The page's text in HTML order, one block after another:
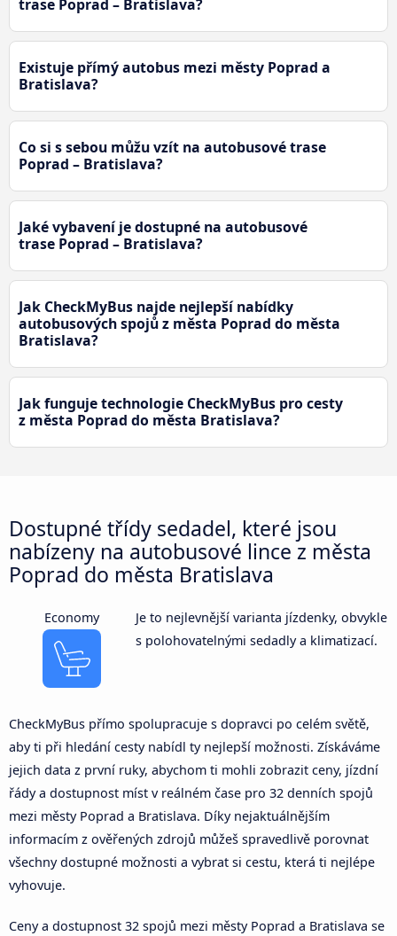
trase Poprad – Bratislava?
Existuje přímý autobus mezi městy Poprad a
Bratislava?
Co si s sebou můžu vzít na autobusové trase
Poprad – Bratislava?
Jaké vybavení je dostupné na autobusové
trase Poprad – Bratislava?
Jak CheckMyBus najde nejlepší nabídky
autobusových spojů z města Poprad do města
Bratislava?
Jak funguje technologie CheckMyBus pro cesty
z města Poprad do města Bratislava?
Dostupné třídy sedadel, které jsou
nabízeny na autobusové lince z města
Poprad do města Bratislava
Economy
Je to nejlevnější varianta jízdenky, obvykle
s polohovatelnými sedadly a klimatizací.
CheckMyBus přímo spolupracuje s dopravci po celém světě,
aby ti při hledání cesty nabídl ty nejlepší možnosti. Získáváme
jejich data z první ruky, abychom ti mohli zobrazit ceny, jízdní
řády a dostupnost míst v reálném čase pro 32 denních spojů
mezi městy Poprad a Bratislava. Díky nejaktuálnějším
informacím z ověřených zdrojů můžeš spravedlivě porovnat
všechny dostupné možnosti a vybrat si cestu, která ti nejlépe
vyhovuje.
Ceny a dostupnost 32 spojů mezi městy Poprad a Bratislava se